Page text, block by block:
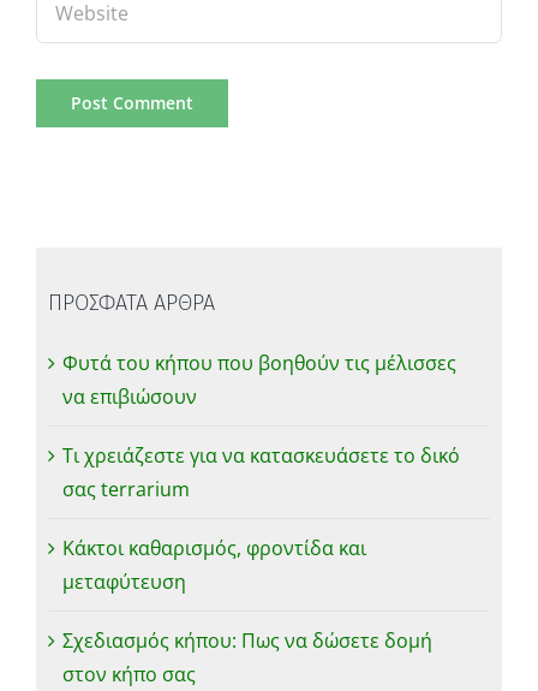
ΠΡΟΣΦΑΤΑ ΑΡΘΡΑ
Φυτά του κήπου που βοηθούν τις μέλισσες
να επιβιώσουν
Τι χρειάζεστε για να κατασκευάσετε το δικό
σας terrarium
Κάκτοι καθαρισμός, φροντίδα και
μεταφύτευση
Σχεδιασμός κήπου: Πως να δώσετε δομή
στον κήπο σας